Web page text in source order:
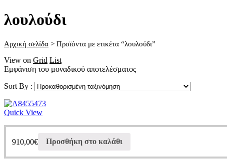
λουλούδι
Αρχική σελίδα > Προϊόντα με ετικέτα “λουλούδι”
View on Grid List
Εμφάνιση του μοναδικού αποτελέσματος
Sort By :
Quick View
910,00€ Προσθήκη στο καλάθι